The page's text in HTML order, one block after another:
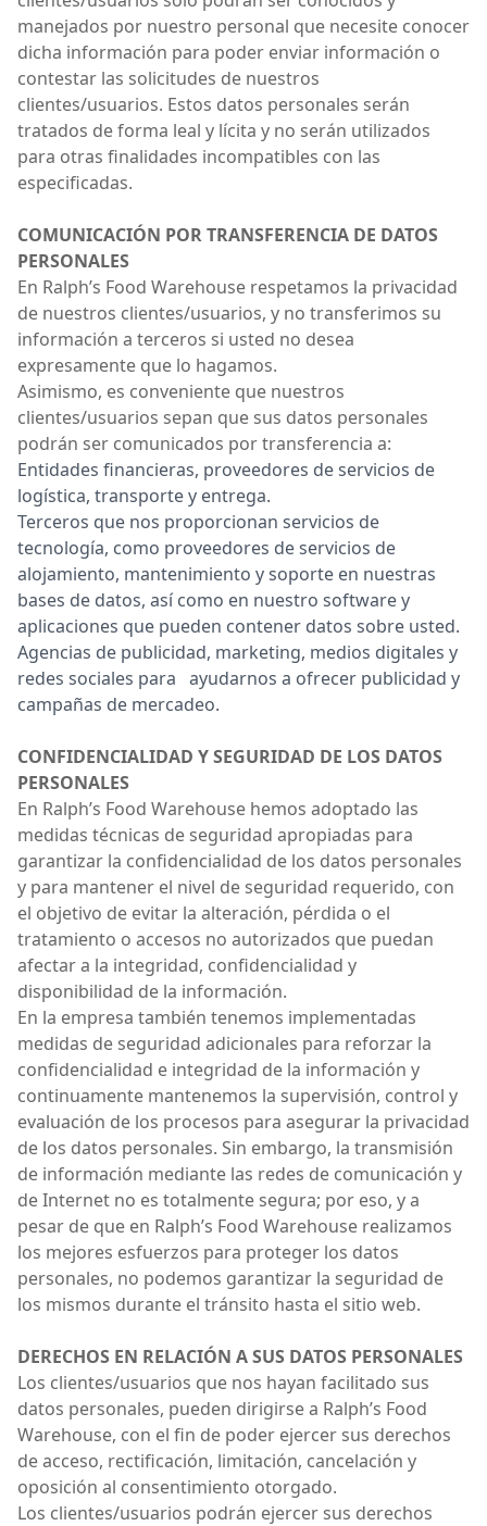
manejados por nuestro personal que necesite conocer
dicha información para poder enviar información o
contestar las solicitudes de nuestros
clientes/usuarios. Estos datos personales serán
tratados de forma leal y lícita y no serán utilizados
para otras finalidades incompatibles con las
especificadas.
COMUNICACIÓN POR TRANSFERENCIA DE DATOS
PERSONALES
En Ralph’s Food Warehouse respetamos la privacidad
de nuestros clientes/usuarios, y no transferimos su
información a terceros si usted no desea
expresamente que lo hagamos.
Asimismo, es conveniente que nuestros
clientes/usuarios sepan que sus datos personales
podrán ser comunicados por transferencia a:
Entidades financieras, proveedores de servicios de
logística, transporte y entrega.
Terceros que nos proporcionan servicios de
tecnología, como proveedores de servicios de
alojamiento, mantenimiento y soporte en nuestras
bases de datos, así como en nuestro software y
aplicaciones que pueden contener datos sobre usted.
Agencias de publicidad, marketing, medios digitales y
redes sociales para ayudarnos a ofrecer publicidad y
campañas de mercadeo.
CONFIDENCIALIDAD Y SEGURIDAD DE LOS DATOS
PERSONALES
En Ralph’s Food Warehouse hemos adoptado las
medidas técnicas de seguridad apropiadas para
garantizar la confidencialidad de los datos personales
y para mantener el nivel de seguridad requerido, con
el objetivo de evitar la alteración, pérdida o el
tratamiento o accesos no autorizados que puedan
afectar a la integridad, confidencialidad y
disponibilidad de la información.
En la empresa también tenemos implementadas
medidas de seguridad adicionales para reforzar la
confidencialidad e integridad de la información y
continuamente mantenemos la supervisión, control y
evaluación de los procesos para asegurar la privacidad
de los datos personales. Sin embargo, la transmisión
de información mediante las redes de comunicación y
de Internet no es totalmente segura; por eso, y a
pesar de que en Ralph’s Food Warehouse realizamos
los mejores esfuerzos para proteger los datos
personales, no podemos garantizar la seguridad de
los mismos durante el tránsito hasta el sitio web.
DERECHOS EN RELACIÓN A SUS DATOS PERSONALES
Los clientes/usuarios que nos hayan facilitado sus
datos personales, pueden dirigirse a Ralph’s Food
Warehouse, con el fin de poder ejercer sus derechos
de acceso, rectificación, limitación, cancelación y
oposición al consentimiento otorgado.
Los clientes/usuarios podrán ejercer sus derechos